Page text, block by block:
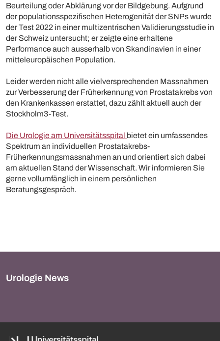
Beurteilung oder Abklärung vor der Bildgebung. Aufgrund
der populationsspezifischen Heterogenität der SNPs wurde
der Test 2022 in einer multizentrischen Validierungsstudie in
der Schweiz untersucht; er zeigte eine erhaltene
Performance auch ausserhalb von Skandinavien in einer
mitteleuropäischen Population.
Leider werden nicht alle vielversprechenden Massnahmen
zur Verbesserung der Früherkennung von Prostatakrebs von
den Krankenkassen erstattet, dazu zählt aktuell auch der
Stockholm3-Test.
Die Urologie am Universitätsspital bietet ein umfassendes
Spektrum an individuellen Prostatakrebs-
Früherkennungsmassnahmen an und orientiert sich dabei
am aktuellen Stand der Wissenschaft. Wir informieren Sie
gerne vollumfänglich in einem persönlichen
Beratungsgespräch.
Urologie News